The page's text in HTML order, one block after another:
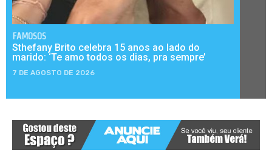
FAMOSOS
Sthefany Brito celebra 15 anos ao lado do
marido: ‘Te amo todos os dias, pra sempre’
7 DE AGOSTO DE 2026